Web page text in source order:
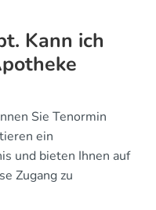
Kann ich
Sie Tenormin
ein
und bieten Ihnen auf
Zugang zu